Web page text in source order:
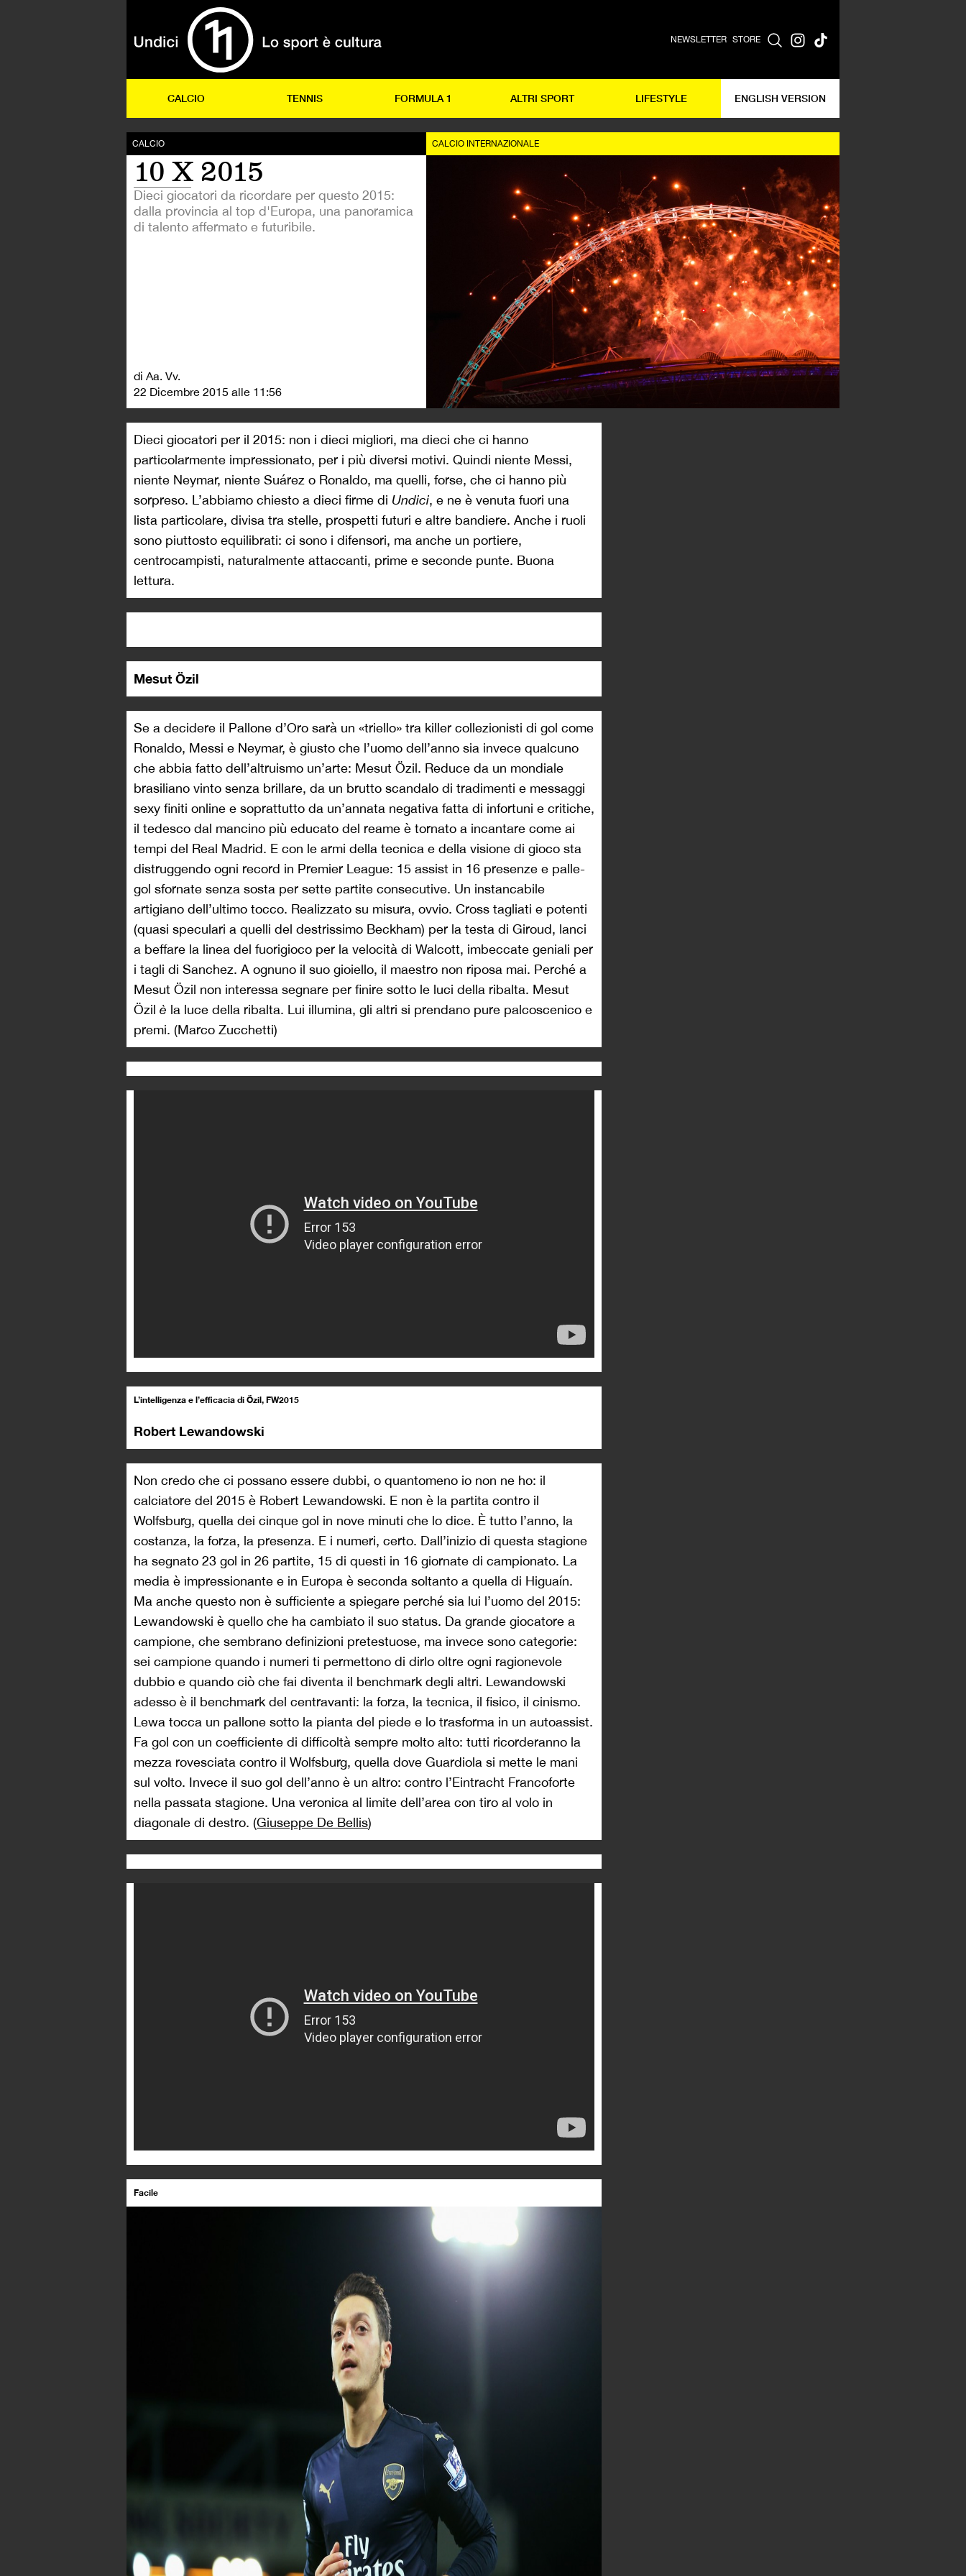
NEWSLETTER STORE
CALCIO TENNIS FORMULA 1 ALTRI SPORT LIFESTYLE ENGLISH VERSION
CALCIO
10 X 2015
Dieci giocatori da ricordare per questo 2015:
dalla provincia al top d'Europa, una panoramica
di talento affermato e futuribile.
di Aa. Vv.
22 Dicembre 2015 alle 11:56
CALCIO INTERNAZIONALE
Dieci giocatori per il 2015: non i dieci migliori, ma dieci che ci hanno
particolarmente impressionato, per i più diversi motivi. Quindi niente Messi,
niente Neymar, niente Suárez o Ronaldo, ma quelli, forse, che ci hanno più
sorpreso. L’abbiamo chiesto a dieci firme di Undici, e ne è venuta fuori una
lista particolare, divisa tra stelle, prospetti futuri e altre bandiere. Anche i ruoli
sono piuttosto equilibrati: ci sono i difensori, ma anche un portiere,
centrocampisti, naturalmente attaccanti, prime e seconde punte. Buona
lettura.
Mesut Özil
Se a decidere il Pallone d’Oro sarà un «triello» tra killer collezionisti di gol come
Ronaldo, Messi e Neymar, è giusto che l’uomo dell’anno sia invece qualcuno
che abbia fatto dell’altruismo un’arte: Mesut Özil. Reduce da un mondiale
brasiliano vinto senza brillare, da un brutto scandalo di tradimenti e messaggi
sexy finiti online e soprattutto da un’annata negativa fatta di infortuni e critiche,
il tedesco dal mancino più educato del reame è tornato a incantare come ai
tempi del Real Madrid. E con le armi della tecnica e della visione di gioco sta
distruggendo ogni record in Premier League: 15 assist in 16 presenze e palle-
gol sfornate senza sosta per sette partite consecutive. Un instancabile
artigiano dell’ultimo tocco. Realizzato su misura, ovvio. Cross tagliati e potenti
(quasi speculari a quelli del destrissimo Beckham) per la testa di Giroud, lanci
a beffare la linea del fuorigioco per la velocità di Walcott, imbeccate geniali per
i tagli di Sanchez. A ognuno il suo gioiello, il maestro non riposa mai. Perché a
Mesut Özil non interessa segnare per finire sotto le luci della ribalta. Mesut
Özil è la luce della ribalta. Lui illumina, gli altri si prendano pure palcoscenico e
premi. (Marco Zucchetti)
L’intelligenza e l’efficacia di Özil, FW2015
Robert Lewandowski
Non credo che ci possano essere dubbi, o quantomeno io non ne ho: il
calciatore del 2015 è Robert Lewandowski. E non è la partita contro il
Wolfsburg, quella dei cinque gol in nove minuti che lo dice. È tutto l’anno, la
costanza, la forza, la presenza. E i numeri, certo. Dall’inizio di questa stagione
ha segnato 23 gol in 26 partite, 15 di questi in 16 giornate di campionato. La
media è impressionante e in Europa è seconda soltanto a quella di Higuaín.
Ma anche questo non è sufficiente a spiegare perché sia lui l’uomo del 2015:
Lewandowski è quello che ha cambiato il suo status. Da grande giocatore a
campione, che sembrano definizioni pretestuose, ma invece sono categorie:
sei campione quando i numeri ti permettono di dirlo oltre ogni ragionevole
dubbio e quando ciò che fai diventa il benchmark degli altri. Lewandowski
adesso è il benchmark del centravanti: la forza, la tecnica, il fisico, il cinismo.
Lewa tocca un pallone sotto la pianta del piede e lo trasforma in un autoassist.
Fa gol con un coefficiente di difficoltà sempre molto alto: tutti ricorderanno la
mezza rovesciata contro il Wolfsburg, quella dove Guardiola si mette le mani
sul volto. Invece il suo gol dell’anno è un altro: contro l’Eintracht Francoforte
nella passata stagione. Una veronica al limite dell’area con tiro al volo in
diagonale di destro. (Giuseppe De Bellis)
Facile